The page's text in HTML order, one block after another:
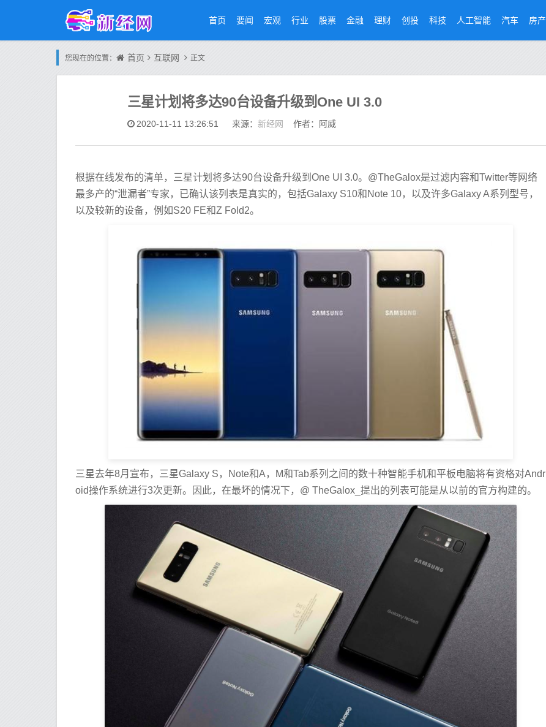
首页 要闻 宏观 行业 股票 金融 理财 创投 科技 人工智能 汽车 房产
您现在的位置： 首页 互联网 正文
三星计划将多达90台设备升级到One UI 3.0
2020-11-11 13:26:51 来源： 新经网 作者：阿威
根据在线发布的清单，三星计划将多达90台设备升级到One UI 3.0。@TheGalox是过滤内容和Twitter等网络
最多产的“泄漏者”专家，已确认该列表是真实的，包括Galaxy S10和Note 10，以及许多Galaxy A系列型号，
以及较新的设备，例如S20 FE和Z Fold2。
三星去年8月宣布，三星Galaxy S，Note和A，M和Tab系列之间的数十种智能手机和平板电脑将有资格对Andr
oid操作系统进行3次更新。因此，在最坏的情况下，@ TheGalox_提出的列表可能是从以前的官方构建的。